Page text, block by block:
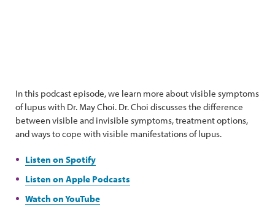
In this podcast episode, we learn more about visible symptoms
of lupus with Dr. May Choi. Dr. Choi discusses the difference
between visible and invisible symptoms, treatment options,
and ways to cope with visible manifestations of lupus.
Listen on Spotify
Listen on Apple Podcasts
Watch on YouTube